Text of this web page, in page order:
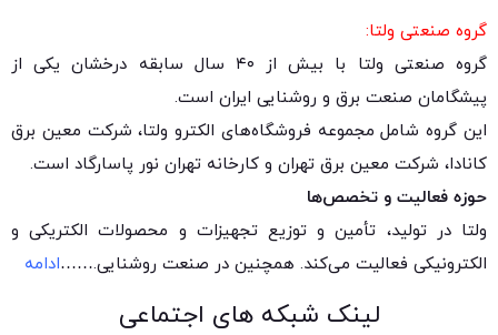
گروه صنعتی ولتا:
گروه صنعتی ولتا با بیش از ۴۰ سال سابقه درخشان یکی از
پیشگامان صنعت برق و روشنایی ایران است.
این گروه شامل مجموعه فروشگاه‌های الکترو ولتا، شرکت معین برق
کانادا، شرکت معین برق تهران و کارخانه تهران نور پاسارگاد است.
حوزه فعالیت و تخصص‌ها
ولتا در تولید، تأمین و توزیع تجهیزات و محصولات الکتریکی و
الکترونیکی فعالیت می‌کند. همچنین در صنعت روشنایی.……ادامه
لینک شبکه های اجتماعی